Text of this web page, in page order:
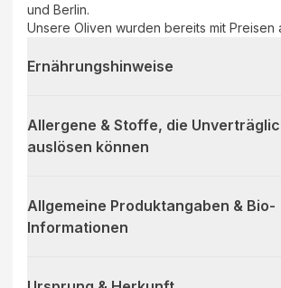
und Berlin.
Unsere Oliven wurden bereits mit Preisen
Ernährungshinweise
Allergene & Stoffe, die
auslösen können
Allgemeine Produktangaben & Bio-
Informationen